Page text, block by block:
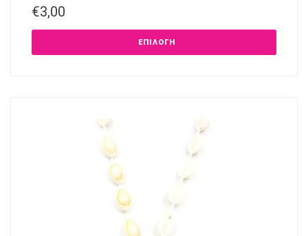
€3,00
ΕΠΙΛΟΓΉ